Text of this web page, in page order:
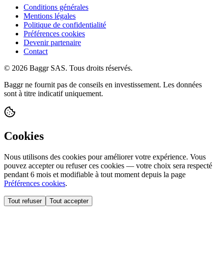
Conditions générales
Mentions légales
Politique de confidentialité
Préférences cookies
Devenir partenaire
Contact
© 2026 Baggr SAS. Tous droits réservés.
Baggr ne fournit pas de conseils en investissement. Les données
sont à titre indicatif uniquement.
Cookies
Nous utilisons des cookies pour améliorer votre expérience. Vous
pouvez accepter ou refuser ces cookies — votre choix sera respecté
pendant 6 mois et modifiable à tout moment depuis la page
Préférences cookies.
Tout refuser Tout accepter